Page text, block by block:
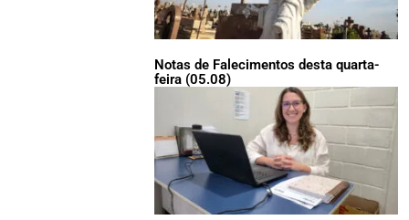
Notas de Falecimentos desta quarta-
feira (05.08)